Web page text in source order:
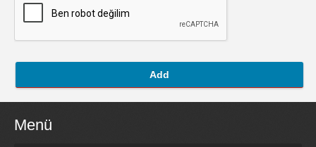
Add
Menü